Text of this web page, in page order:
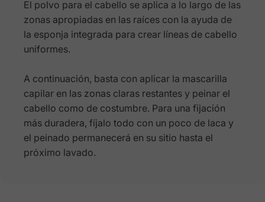
El polvo para el cabello se aplica a lo largo de las
zonas apropiadas en las raíces con la ayuda de
la esponja integrada para crear líneas de cabello
uniformes.
A continuación, basta con aplicar la mascarilla
capilar en las zonas claras restantes y peinar el
cabello como de costumbre. Para una fijación
más duradera, fíjalo todo con un poco de laca y
el peinado permanecerá en su sitio hasta el
próximo lavado.